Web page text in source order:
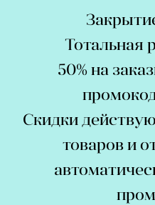
Тотальная
50% на
Скидки
товаров и